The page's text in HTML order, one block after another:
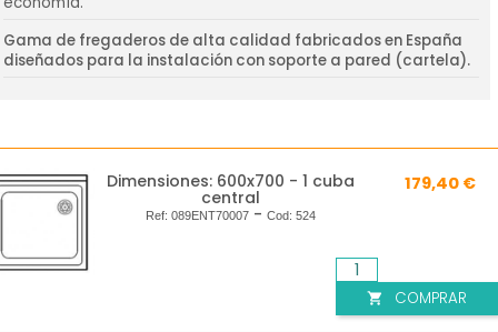
Gama de fregaderos de alta calidad fabricados en España
diseñados para la instalación con soporte a pared (cartela).
Dimensiones: 600x700 - 1 cuba
central
Ref: 089ENT70007 - Cod: 524
179,40 €
 COMPRAR